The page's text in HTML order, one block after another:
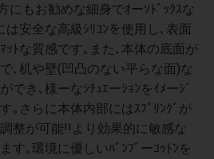
にもお勧めな細身でｵーｿﾄﾞｯｸｽな
安全な高級ｼﾘｺﾝを使用し､表面
ｯﾄな質感です｡また､本体の底面が
､机や壁(凹凸のない平らな面)な
でき､様ーなｼﾁｭｴーｼｮﾝをｲﾒーｼﾞ
｡さらに本体内部にはｽﾌﾟﾘﾝｸﾞが
整が可能!!より効果的に敏感な
す｡環境に優しいﾊﾞﾝﾌﾞーｺｯﾄﾝを